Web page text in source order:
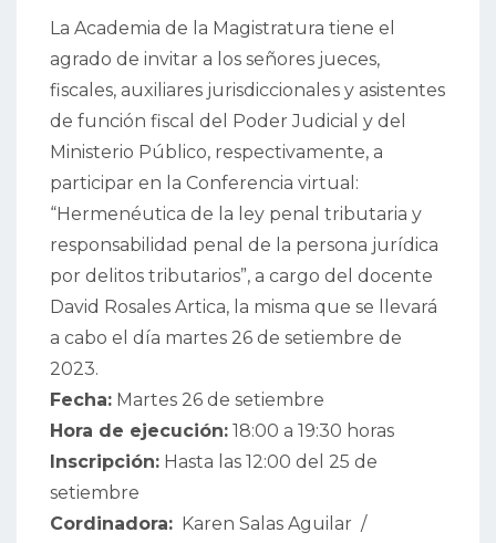
La Academia de la Magistratura tiene el
agrado de invitar a los señores jueces,
fiscales, auxiliares jurisdiccionales y asistentes
de función fiscal del Poder Judicial y del
Ministerio Público, respectivamente, a
participar en la Conferencia virtual:
“Hermenéutica de la ley penal tributaria y
responsabilidad penal de la persona jurídica
por delitos tributarios”, a cargo del docente
David Rosales Artica, la misma que se llevará
a cabo el día martes 26 de setiembre de
2023.
Fecha: Martes 26 de setiembre
Hora de ejecución: 18:00 a 19:30 horas
Inscripción: Hasta las 12:00 del 25 de
setiembre
Cordinadora: Karen Salas Aguilar /